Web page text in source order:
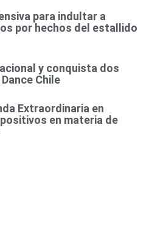
para indultar a
por hechos del estallido
y conquista dos
Chile
Extraordinaria en
en materia de